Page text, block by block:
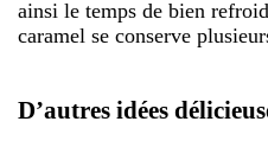
ainsi le temps de bien
caramel se conserve
D’autres idées